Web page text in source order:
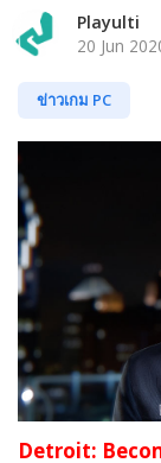
Playulti
20 Jun
ข่าวเกม PC
Detroit: